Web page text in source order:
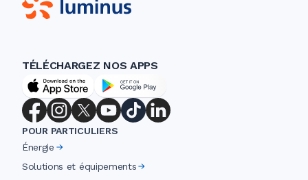
TÉLÉCHARGEZ NOS APPS
POUR PARTICULIERS
Énergie
Solutions et équipements